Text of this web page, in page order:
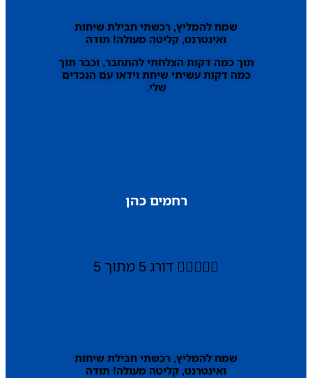
שמח להמליץ, רכשתי חבילת שיחות
ואינטרנט, קליטה מעולה! תודה
תוך כמה דקות הצלחתי להתחבר, וכבר תוך
כמה דקות עשיתי שיחת וידאו עם הנכדים
שלי.
רחמים כהן
 דורג 5 מתוך 5
שמח להמליץ, רכשתי חבילת שיחות
ואינטרנט, קליטה מעולה! תודה